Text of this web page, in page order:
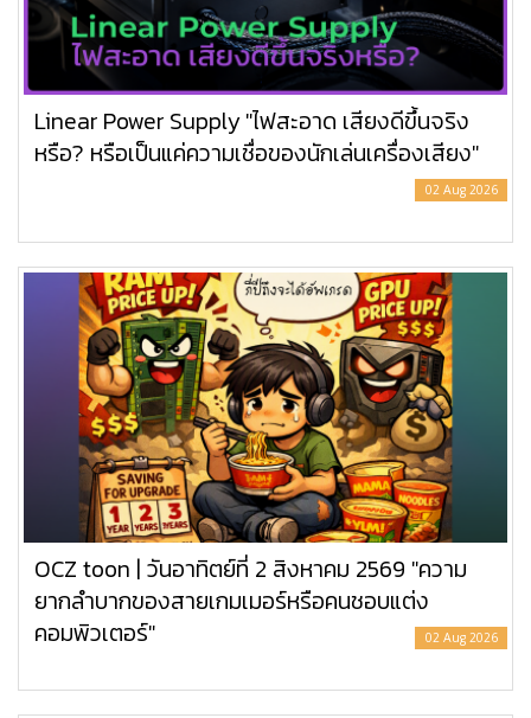
Linear Power Supply "ไฟสะอาด เสียงดีขึ้นจริง
หรือ? หรือเป็นแค่ความเชื่อของนักเล่นเครื่องเสียง"
02 Aug 2026
OCZ toon | วันอาทิตย์ที่ 2 สิงหาคม 2569 "ความ
ยากลำบากของสายเกมเมอร์หรือคนชอบแต่ง
คอมพิวเตอร์"
02 Aug 2026